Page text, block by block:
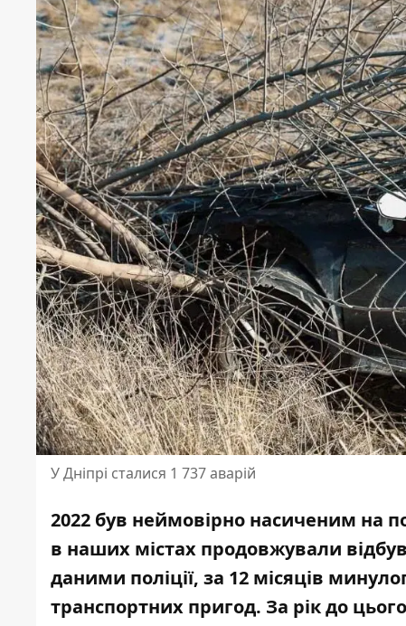
У Дніпрі сталися 1 737 аварій
2022 був неймовірно насиченим на
в наших містах продовжували
даними поліції, за 12 місяців
транспортних пригод. За рік до цього